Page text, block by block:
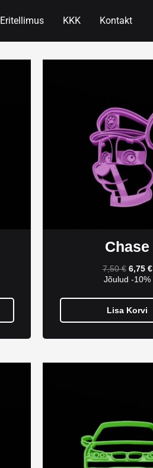
Eritellimus KKK Kontakt
Chase
7,50€ 6,75 €
Jõulud -10%
Lisa Korvi